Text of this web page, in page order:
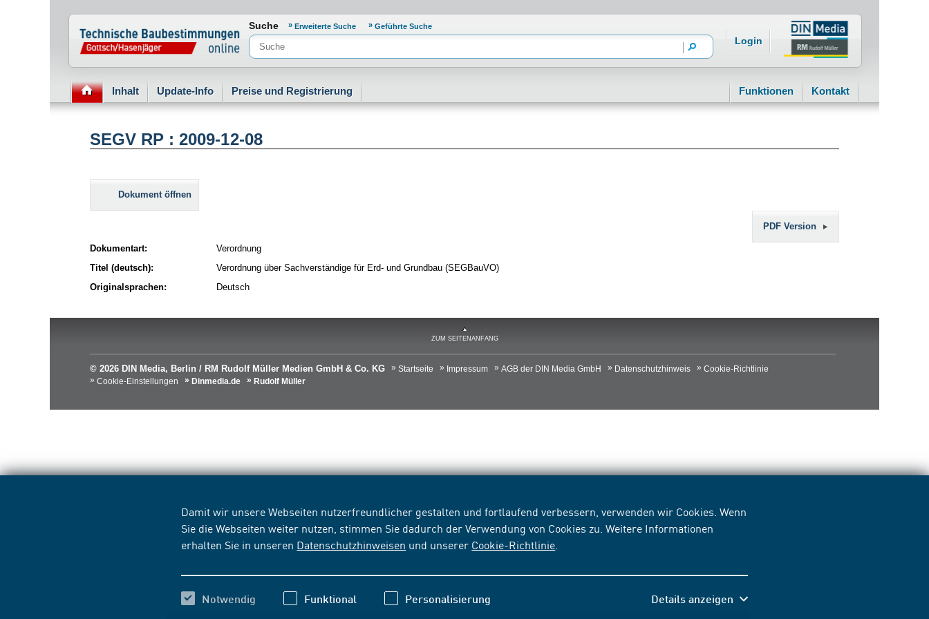
Damit wir unsere Webseiten nutzerfreundlicher gestalten und fortlaufend verbessern, verwenden wir Cookies. Wenn
Sie die Webseiten weiter nutzen, stimmen Sie dadurch der Verwendung von Cookies zu. Weitere Informationen
erhalten Sie in unseren Datenschutzhinweisen und unserer Cookie-Richtlinie
Notwendig Funktional Personalisierung Details anzeigen
Normenportal Barrierefreiheit
Suche Erweiterte Suche Geführte Suche
Login
Inhalt Update-Info Preise und Registrierung Funktionen Kontakt
SEGV RP : 2009-12-08
Dokument öffnen
PDF Version
Dokumentart:
Verordnung
Titel (deutsch):
Verordnung über Sachverständige für Erd- und Grundbau (SEGBauVO)
Originalsprachen:
Deutsch
ZUM SEITENANFANG
© 2026 DIN Media, Berlin / RM Rudolf Müller Medien GmbH & Co. KG Startseite Impressum AGB der DIN Media GmbH Datenschutzhinweis
Cookie-Richtlinie
Cookie-Einstellungen
Dinmedia.de Rudolf Müller